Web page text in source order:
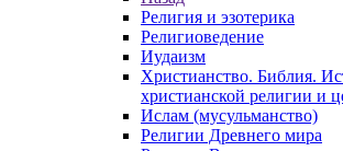
Религия и эзотерика
Религиоведение
Иудаизм
Христианство. Библия.
христианской религии и
Ислам (мусульманство)
Религии Древнего мира